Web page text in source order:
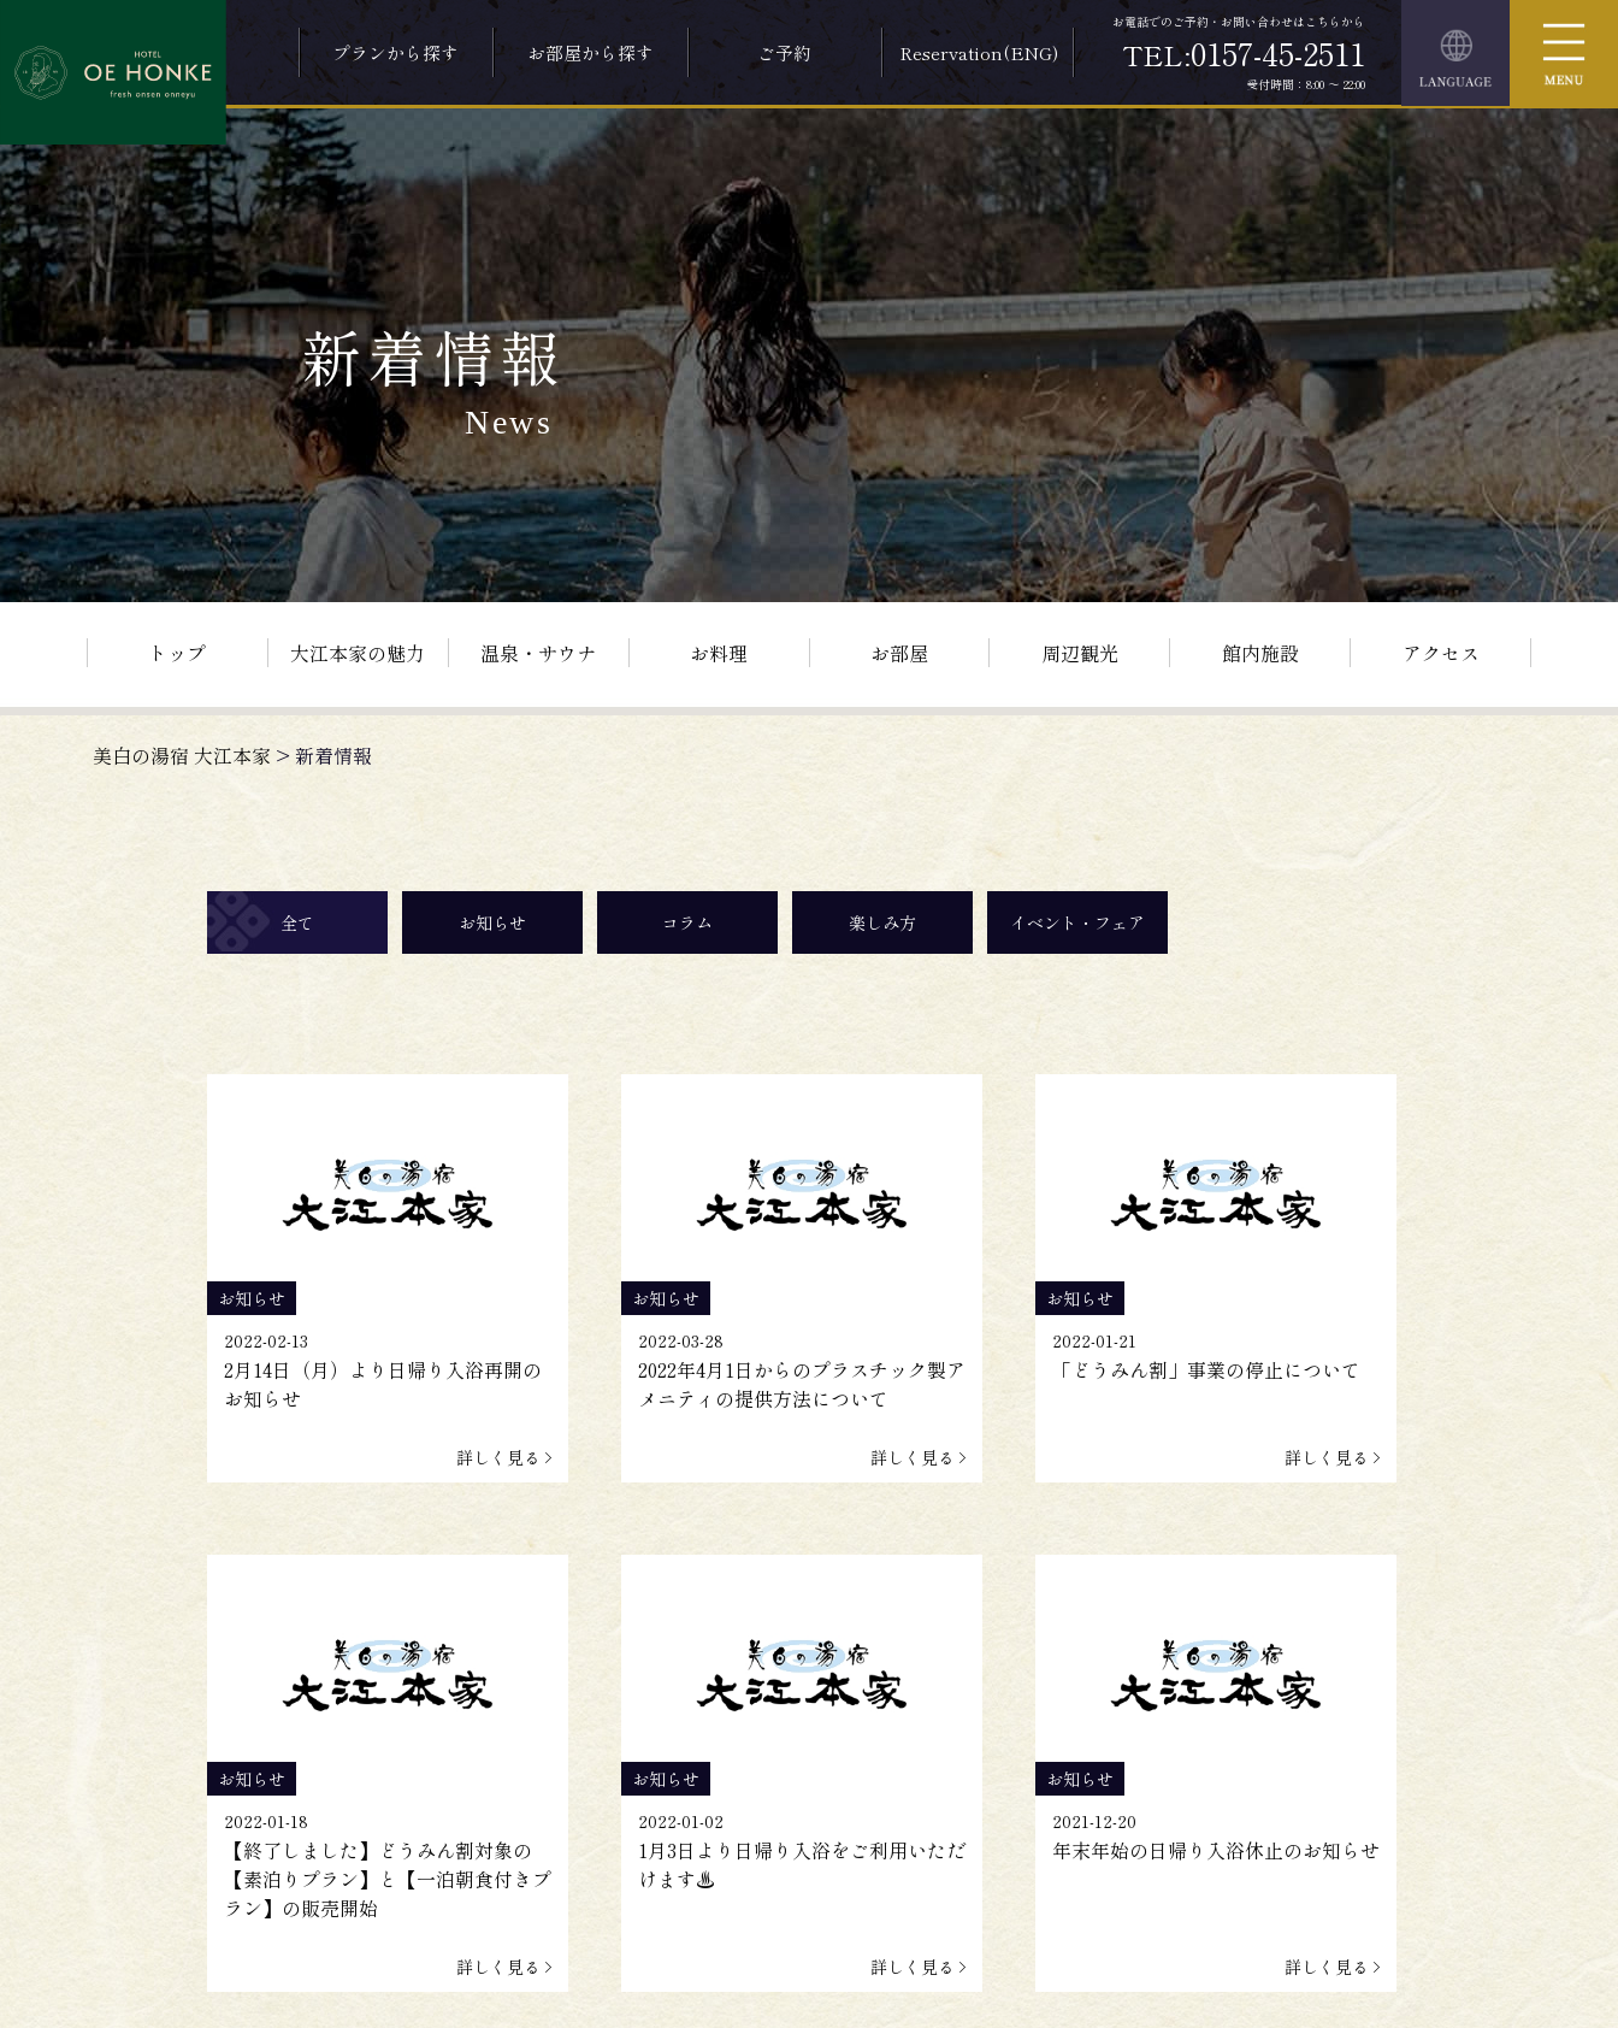
プランから探す お部屋から探す ご予約 Reservation(ENG)
お電話でのご予約・お問い合わせはこちらから
TEL:0157-45-2511
受付時間：8:00 ～ 22:00
新着情報
News
トップ 大江本家の魅力 温泉・サウナ お料理 お部屋 周辺観光 館内施設 アクセス
美白の湯宿 大江本家 > 新着情報
全て お知らせ コラム 楽しみ方 イベント・フェア
お知らせ
2022-02-13
2月14日（月）より日帰り入浴再開の
お知らせ
詳しく見る
お知らせ
2022-03-28
2022年4月1日からのプラスチック製ア
メニティの提供方法について
詳しく見る
お知らせ
2022-01-21
「どうみん割」事業の停止について
詳しく見る
お知らせ
2022-01-18
【終了しました】どうみん割対象の
【素泊りプラン】と【一泊朝食付きプ
ラン】の販売開始
詳しく見る
お知らせ
2022-01-02
1月3日より日帰り入浴をご利用いただ
けます♨
詳しく見る
お知らせ
2021-12-20
年末年始の日帰り入浴休止のお知らせ
詳しく見る